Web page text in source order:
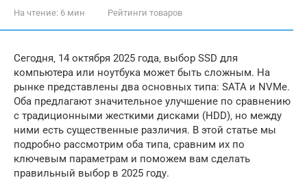
На чтение: 6 мин Рейтинги товаров
Сегодня‚ 14 октября 2025 года‚ выбор SSD для
компьютера или ноутбука может быть сложным. На
рынке представлены два основных типа: SATA и NVMe.
Оба предлагают значительное улучшение по сравнению
с традиционными жесткими дисками (HDD)‚ но между
ними есть существенные различия. В этой статье мы
подробно рассмотрим оба типа‚ сравним их по
ключевым параметрам и поможем вам сделать
правильный выбор в 2025 году.